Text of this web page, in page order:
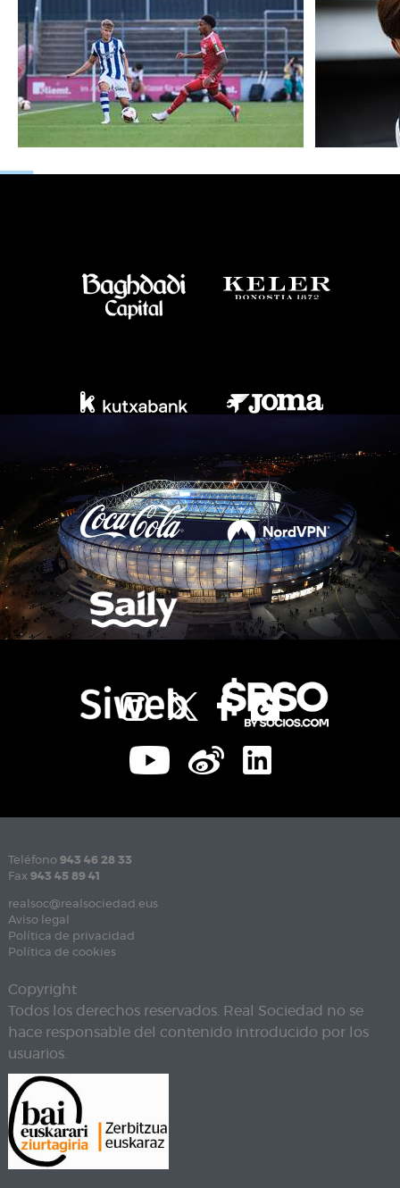
Teléfono 943 46 28 33
Fax 943 45 89 41
realsoc@realsociedad.eus
Aviso legal
Política de privacidad
Política de cookies
Copyright
Todos los derechos reservados. Real Sociedad no se
hace responsable del contenido introducido por los
usuarios.